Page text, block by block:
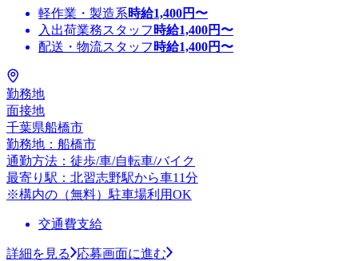
軽作業・製造系時給1,400円〜
入出荷業務スタッフ 時給1,400円〜
配送・物流スタッフ 時給1,400円〜
勤務地
面接地
千葉県船橋市
勤務地：船橋市
通勤方法：徒歩/車/自転車/バイク
最寄り駅：北習志野駅から車11分
※構内の（無料）駐車場利用OK
交通費支給
詳細を見る 応募画面に進む